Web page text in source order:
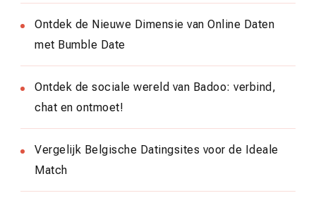
Ontdek de Nieuwe Dimensie van Online Daten
met Bumble Date
Ontdek de sociale wereld van Badoo: verbind,
chat en ontmoet!
Vergelijk Belgische Datingsites voor de Ideale
Match